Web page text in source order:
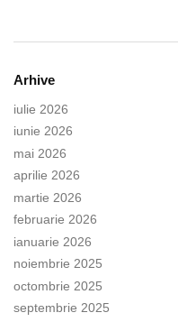
Arhive
iulie 2026
iunie 2026
mai 2026
aprilie 2026
martie 2026
februarie 2026
ianuarie 2026
noiembrie 2025
octombrie 2025
septembrie 2025